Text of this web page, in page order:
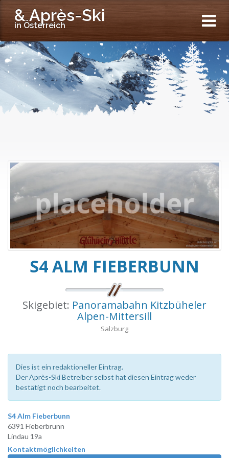
& Après-Ski
in Österreich
S4 ALM FIEBERBUNN
Skigebiet: Panoramabahn Kitzbüheler
Alpen-Mittersill
Salzburg
Dies ist ein redaktioneller Eintrag.
Der Après-Ski Betreiber selbst hat diesen Eintrag weder
bestätigt noch bearbeitet.
S4 Alm Fieberbunn
6391 Fieberbrunn
Lindau 19a
Kontaktmöglichkeiten